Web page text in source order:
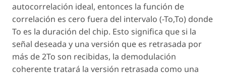
autocorrelación ideal, entonces la función de
correlación es cero fuera del intervalo (-To,To) donde
To es la duración del chip. Esto significa que si la
señal deseada y una versión que es retrasada por
más de 2To son recibidas, la demodulación
coherente tratará la versión retrasada como una